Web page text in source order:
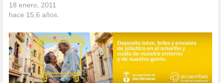
18 enero, 2011
hace 15,6 años.